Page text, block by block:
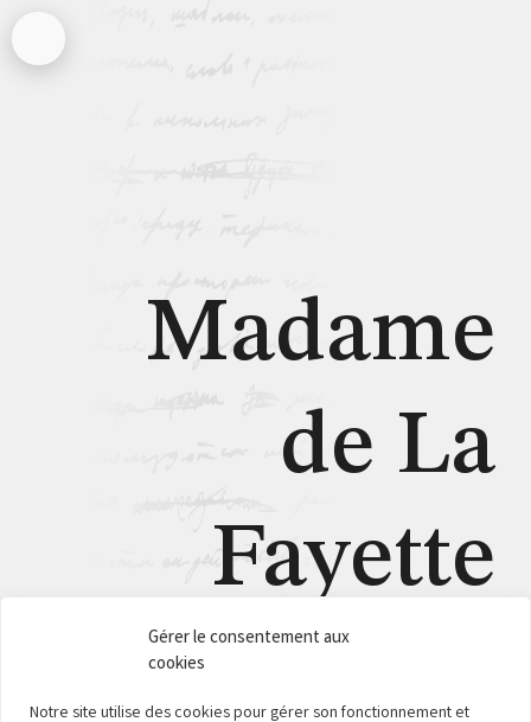
Gérer le consentement aux
cookies
Notre site utilise des cookies pour gérer son fonctionnement et
Madame
de La
Fayette
L’AUTEUR ET SON ŒUVRE